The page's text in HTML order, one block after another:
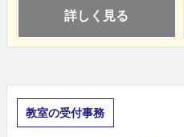
詳しく見る
教室の受付事務